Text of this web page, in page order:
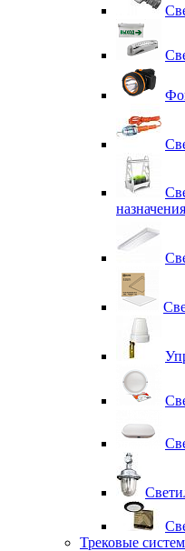
назначения
Трековые